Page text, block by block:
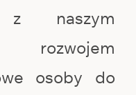
naszym
rozwojem
osoby do